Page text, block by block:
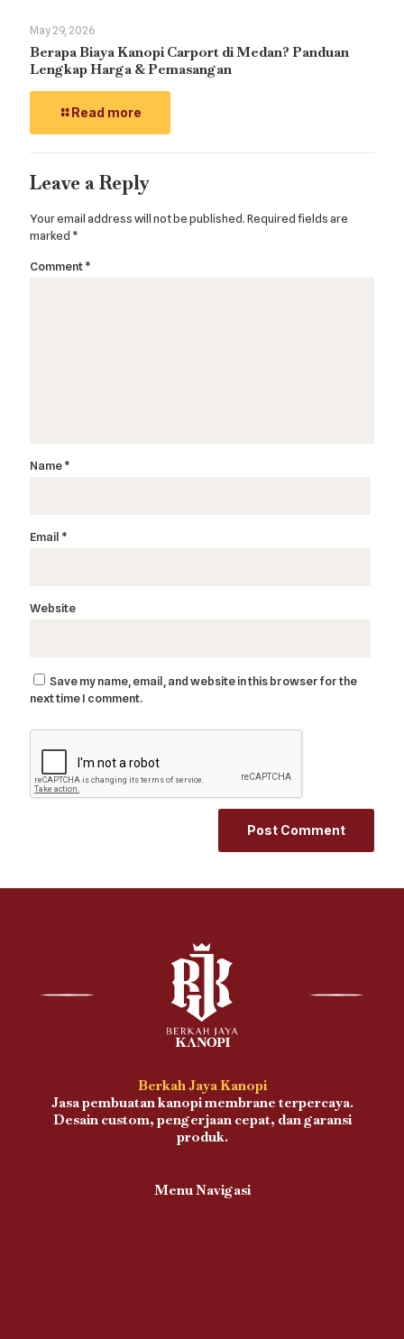
May 29, 2026
Berapa Biaya Kanopi Carport di Medan? Panduan
Lengkap Harga & Pemasangan
Read more
Leave a Reply
Your email address will not be published.Required fields are
marked *
Comment*
Name*
Email *
Website
Save my name, email, and website in this browser for the
next time I comment.
Berkah Jaya Kanopi
Jasa pembuatan kanopi membrane terpercaya.
Desain custom, pengerjaan cepat, dan garansi
produk.
Menu Navigasi